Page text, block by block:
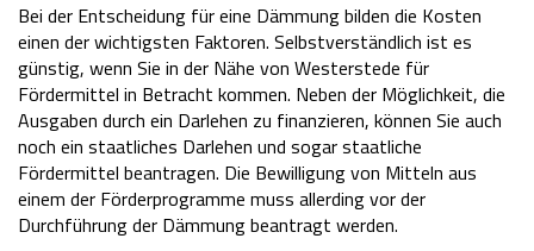
Bei der Entscheidung für eine Dämmung bilden die Kosten
einen der wichtigsten Faktoren. Selbstverständlich ist es
günstig, wenn Sie in der Nähe von Westerstede für
Fördermittel in Betracht kommen. Neben der Möglichkeit, die
Ausgaben durch ein Darlehen zu finanzieren, können Sie auch
noch ein staatliches Darlehen und sogar staatliche
Fördermittel beantragen. Die Bewilligung von Mitteln aus
einem der Förderprogramme muss allerding vor der
Durchführung der Dämmung beantragt werden.